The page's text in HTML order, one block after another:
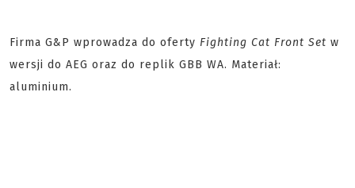
Firma G&P wprowadza do oferty Fighting Cat Front Set w
wersji do AEG oraz do replik GBB WA. Materiał:
aluminium.